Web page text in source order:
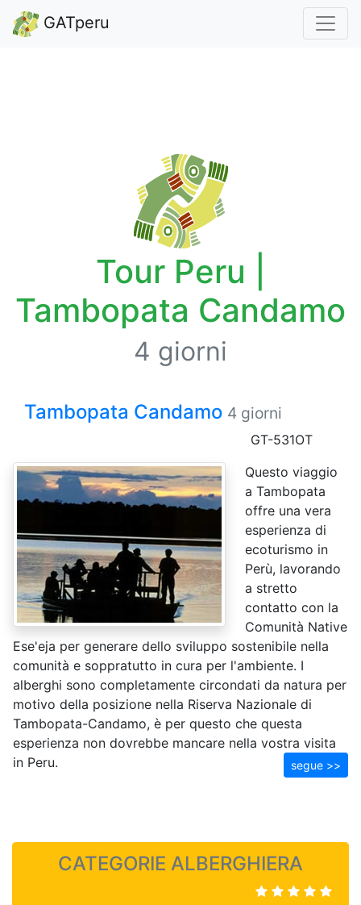
GATperu
Tour Peru |
Tambopata Candamo
4 giorni
Tambopata Candamo 4 giorni
GT-531OT
Questo viaggio
a Tambopata
offre una vera
esperienza di
ecoturismo in
Perù, lavorando
a stretto
contatto con la
Comunità Native
Ese'eja per generare dello sviluppo sostenibile nella
comunità e soppratutto in cura per l'ambiente. I
alberghi sono completamente circondati da natura per
motivo della posizione nella Riserva Nazionale di
Tambopata-Candamo, è per questo che questa
esperienza non dovrebbe mancare nella vostra visita
in Peru.
segue >>
CATEGORIE ALBERGHIERA